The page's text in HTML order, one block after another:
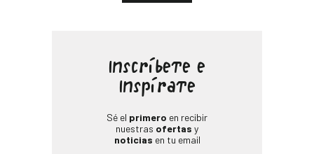
Inscríbete e
Inspírate
Sé el primero en recibir
nuestras ofertas y
noticias en tu email